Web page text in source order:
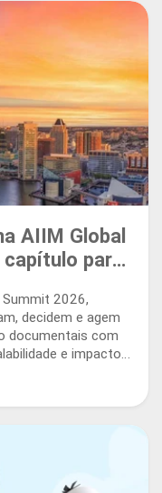
AIIM Global
para
Summit 2026,
decidem e agem
documentais com
e impacto